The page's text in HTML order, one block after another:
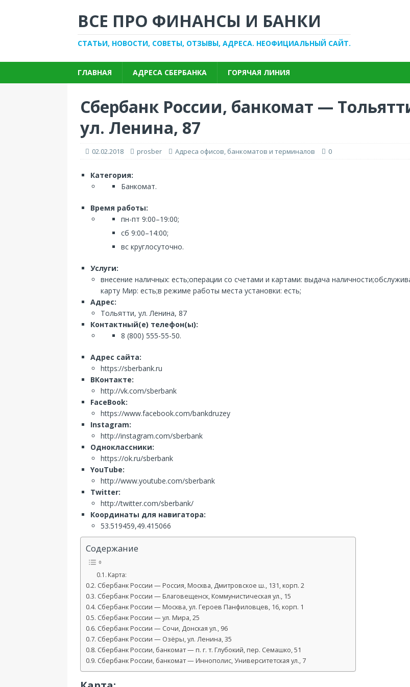
ВСЕ ПРО ФИНАНСЫ И БАНКИ
СТАТЬИ, НОВОСТИ, СОВЕТЫ, ОТЗЫВЫ, АДРЕСА. НЕОФИЦИАЛЬНЫЙ САЙТ.
ГЛАВНАЯ АДРЕСА СБЕРБАНКА ГОРЯЧАЯ ЛИНИЯ
Сбербанк России, банкомат —
ул. Ленина, 87
02.02.2018 prosber Адреса офисов, банкоматов и терминалов 0
Категория:
Банкомат.
Время работы:
пн-пт 9:00–19:00;
сб 9:00–14:00;
вс круглосуточно.
Услуги:
внесение наличных: есть;операции со счетами и картами: выдача
карту Мир: есть;в режиме работы места установки: есть;
Адрес:
Тольятти, ул. Ленина, 87
Контактный(е) телефон(ы):
8 (800) 555-55-50.
Адрес сайта:
https://sberbank.ru
ВКонтакте:
http://vk.com/sberbank
FaceBook:
https://www.facebook.com/bankdruzey
Instagram:
http://instagram.com/sberbank
Одноклассники:
https://ok.ru/sberbank
YouTube:
http://www.youtube.com/sberbank
Twitter:
http://twitter.com/sberbank/
Координаты для навигатора:
53.519459,49.415066
Содержание
Карта:
Сбербанк России — Россия, Москва, Дмитровское ш., 131, корп. 2
Сбербанк России — Благовещенск, Коммунистическая ул., 15
Сбербанк России — Москва, ул. Героев Панфиловцев, 16, корп. 1
Сбербанк России — ул. Мира, 25
Сбербанк России — Сочи, Донская ул., 96
Сбербанк России — Озёры, ул. Ленина, 35
Сбербанк России, банкомат — п. г. т. Глубокий, пер. Семашко, 51
Сбербанк России, банкомат — Иннополис, Университетская ул., 7